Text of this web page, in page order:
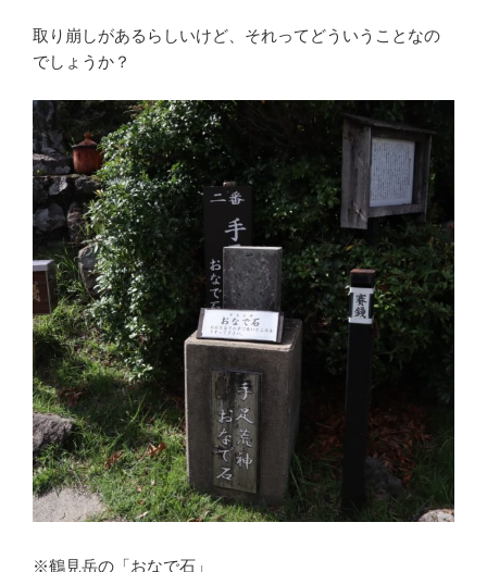
て
い
た
ら、
所
得
制
限
が
あ
る
の
気
を
つ
け
て
あ
取り崩しがあるらしいけど、それってどういうことなの
でしょうか？
※鶴見岳の「おなで石」